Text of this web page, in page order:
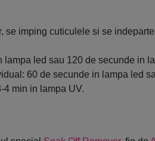
se imping cuticulele si se
led sau 120 de secunde in
60 de secunde in lampa led
4 min in lampa UV.